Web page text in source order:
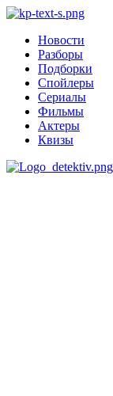
Новости
Разборы
Подборки
Спойлеры
Сериалы
Фильмы
Актеры
Квизы